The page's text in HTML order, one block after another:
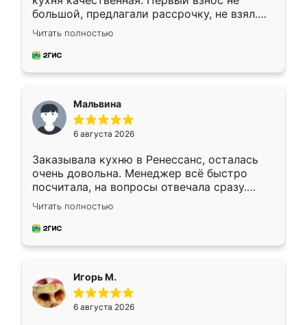
большой, предлагали рассрочку, не взял.
Ждал меньше месяца, сборщик с прямыми
руками. По цене вышло адекватно.
Рекомендую!
Читать полностью
Мальвина
6 августа 2026
Заказывала кухню в Ренессанс, осталась
очень довольна. Менеджер всё быстро
посчитала, на вопросы отвечала сразу.
Замерщик приехал в субботу, подошёл к
делу со всей ответственностью. Собрали
за день, ребята работали аккуратно, даже
Читать полностью
Игорь М.
6 августа 2026